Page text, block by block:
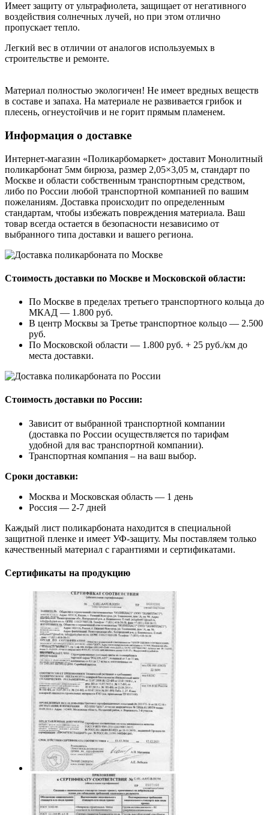
Имеет защиту от ультрафиолета, защищает от негативного
воздействия солнечных лучей, но при этом отлично
пропускает тепло.
Легкий вес в отличии от аналогов используемых в
строительстве и ремонте.
Материал полностью экологичен! Не имеет вредных веществ
в составе и запаха. На материале не развивается грибок и
плесень, огнеустойчив и не горит прямым пламенем.
Информация о доставке
Интернет-магазин «Поликарбомаркет» доставит Монолитный
поликарбонат 5мм бирюза, размер 2,05×3,05 м, стандарт по
Москве и области собственным транспортным средством,
либо по России любой транспортной компанией по вашим
пожеланиям. Доставка происходит по определенным
стандартам, чтобы избежать повреждения материала. Ваш
товар всегда остается в безопасности независимо от
выбранного типа доставки и вашего региона.
Стоимость доставки по Москве и Московской области:
По Москве в пределах третьего транспортного кольца до
МКАД — 1.800 руб.
В центр Москвы за Третье транспортное кольцо — 2.500
руб.
По Московской области — 1.800 руб. + 25 руб./км до
места доставки.
Стоимость доставки по России:
Зависит от выбранной транспортной компании
(доставка по России осуществляется по тарифам
удобной для вас транспортной компании).
Транспортная компания – на ваш выбор.
Сроки доставки:
Москва и Московская область — 1 день
Россия — 2-7 дней
Каждый лист поликарбоната находится в специальной
защитной пленке и имеет УФ-защиту. Мы поставляем только
качественный материал с гарантиями и сертификатами.
Сертификаты на продукцию